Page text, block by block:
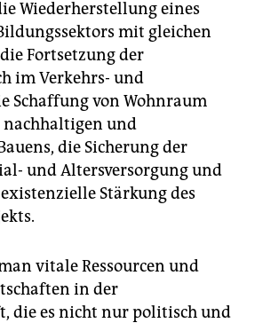
Wiederherstellung eines
mit gleichen
Fortsetzung der
im Verkehrs- und
Schaffung von Wohnraum
nachhaltigen und
die Sicherung der
und Altersversorgung und
Stärkung des
vitale Ressourcen und
in der
die es nicht nur politisch und